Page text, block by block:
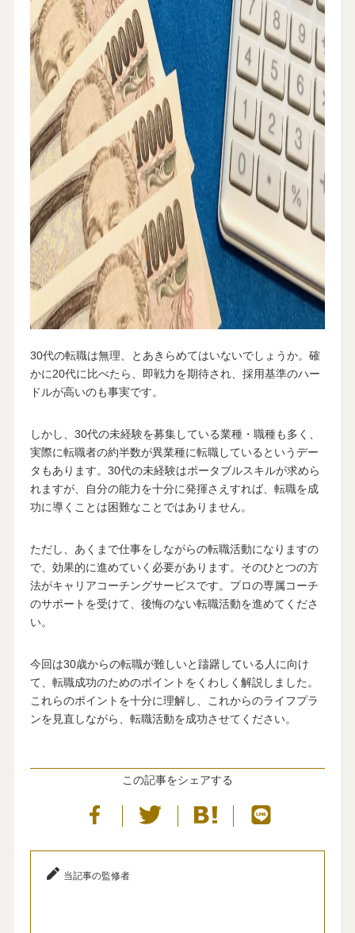
30代の転職は無理、とあきらめてはいないでしょうか。確
かに20代に比べたら、即戦力を期待され、採用基準のハー
ドルが高いのも事実です。
しかし、30代の未経験を募集している業種・職種も多く、
実際に転職者の約半数が異業種に転職しているというデー
タもあります。30代の未経験はポータブルスキルが求めら
れますが、自分の能力を十分に発揮さえすれば、転職を成
功に導くことは困難なことではありません。
ただし、あくまで仕事をしながらの転職活動になりますの
で、効果的に進めていく必要があります。そのひとつの方
法がキャリアコーチングサービスです。プロの専属コーチ
のサポートを受けて、後悔のない転職活動を進めてくださ
い。
今回は30歳からの転職が難しいと躊躇している人に向け
て、転職成功のためのポイントをくわしく解説しました。
これらのポイントを十分に理解し、これからのライフプラ
ンを見直しながら、転職活動を成功させてください。
この記事をシェアする
当記事の監修者